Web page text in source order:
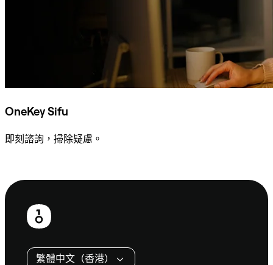
OneKey Sifu
即刻諮詢，掃除疑慮。
頁
繁體中文（香港）